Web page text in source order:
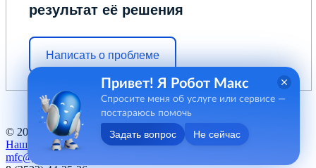
результат её решения
Написать о проблеме
© 2012 - 2026 ГБУ "МФЦ" Курганской области
Наш баннер
mfc@kurganobl.ru
Привет! Я Робот Макс
Спросите меня об услуге или сервисе —
постараюсь помочь
Задать вопрос Не сейчас